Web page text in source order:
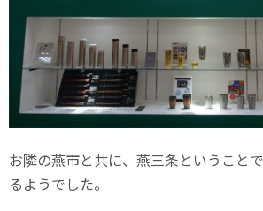
お隣の燕市と共に、燕三条ということ
るようでした。